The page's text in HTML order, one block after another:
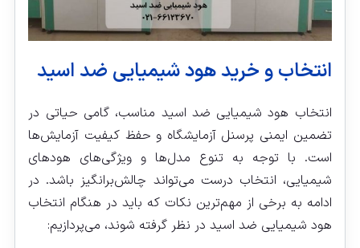
انتخاب و خرید هود شیمیایی ضد اسید
انتخاب هود شیمیایی ضد اسید مناسب، گامی حیاتی در
تضمین ایمنی پرسنل آزمایشگاه و حفظ کیفیت آزمایش‌ها
است. با توجه به تنوع مدل‌ها و ویژگی‌های هودهای
شیمیایی، انتخاب درست می‌تواند چالش‌برانگیز باشد. در
ادامه به برخی از مهم‌ترین نکات که باید در هنگام انتخاب
هود شیمیایی ضد اسید در نظر گرفته شوند، می‌پردازیم: